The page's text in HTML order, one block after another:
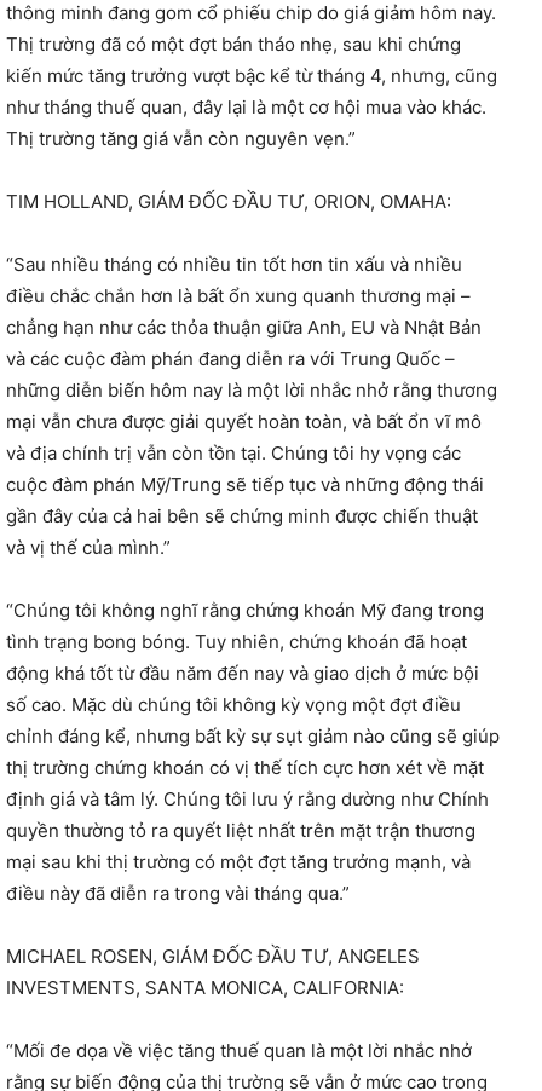
thông minh đang gom cổ phiếu chip do giá giảm hôm nay.
Thị trường đã có một đợt bán tháo nhẹ, sau khi chứng
kiến ​​mức tăng trưởng vượt bậc kể từ tháng 4, nhưng, cũng
như tháng thuế quan, đây lại là một cơ hội mua vào khác.
Thị trường tăng giá vẫn còn nguyên vẹn.”
TIM HOLLAND, GIÁM ĐỐC ĐẦU TƯ, ORION, OMAHA:
“Sau nhiều tháng có nhiều tin tốt hơn tin xấu và nhiều
điều chắc chắn hơn là bất ổn xung quanh thương mại –
chẳng hạn như các thỏa thuận giữa Anh, EU và Nhật Bản
và các cuộc đàm phán đang diễn ra với Trung Quốc –
những diễn biến hôm nay là một lời nhắc nhở rằng thương
mại vẫn chưa được giải quyết hoàn toàn, và bất ổn vĩ mô
và địa chính trị vẫn còn tồn tại. Chúng tôi hy vọng các
cuộc đàm phán Mỹ/Trung sẽ tiếp tục và những động thái
gần đây của cả hai bên sẽ chứng minh được chiến thuật
và vị thế của mình.”
“Chúng tôi không nghĩ rằng chứng khoán Mỹ đang trong
tình trạng bong bóng. Tuy nhiên, chứng khoán đã hoạt
động khá tốt từ đầu năm đến nay và giao dịch ở mức bội
số cao. Mặc dù chúng tôi không kỳ vọng một đợt điều
chỉnh đáng kể, nhưng bất kỳ sự sụt giảm nào cũng sẽ giúp
thị trường chứng khoán có vị thế tích cực hơn xét về mặt
định giá và tâm lý. Chúng tôi lưu ý rằng dường như Chính
quyền thường tỏ ra quyết liệt nhất trên mặt trận thương
mại sau khi thị trường có một đợt tăng trưởng mạnh, và
điều này đã diễn ra trong vài tháng qua.”
MICHAEL ROSEN, GIÁM ĐỐC ĐẦU TƯ, ANGELES
INVESTMENTS, SANTA MONICA, CALIFORNIA:
“Mối đe dọa về việc tăng thuế quan là một lời nhắc nhở
rằng sự biến động của thị trường sẽ vẫn ở mức cao trong